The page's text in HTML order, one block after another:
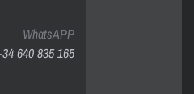
WhatsAPP
640 835 165